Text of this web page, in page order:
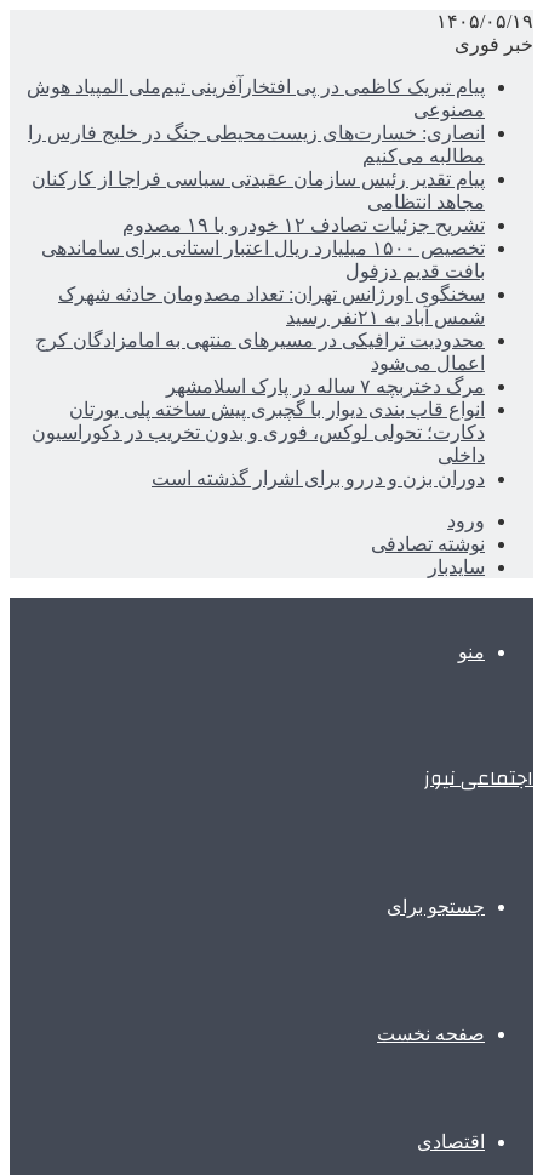
۱۴۰۵/۰۵/۱۹
خبر فوری
پیام تبریک کاظمی در پی افتخارآفرینی تیم‌ملی المپیاد هوش
مصنوعی
انصاری: خسارت‌های زیست‌محیطی جنگ در خلیج فارس را
مطالبه‌ می‌کنیم
پیام تقدیر رئیس سازمان عقیدتی سیاسی فراجا از کارکنان
مجاهد انتظامی
تشریح جزئیات تصادف ۱۲ خودرو با ۱۹ مصدوم
تخصیص ۱۵۰۰ میلیارد ریال اعتبار استانی برای ساماندهی
بافت قدیم دزفول
سخنگوی اورژانس تهران: تعداد مصدومان حادثه شهرک
شمس آباد به ۲۱نفر رسید
محدودیت ترافیکی در مسیرهای منتهی به امامزادگان کرج
اعمال می‌شود
مرگ دختربچه ۷ ساله در پارک اسلامشهر
انواع قاب بندی دیوار با گچبری پیش ساخته پلی یورتان
دکارت؛ تحولی لوکس، فوری و بدون تخریب در دکوراسیون
داخلی
دوران بزن و دررو برای اشرار گذشته است
ورود
نوشته تصادفی
سایدبار
منو
اجتماعی نیوز
جستجو برای
صفحه نخست
اقتصادی